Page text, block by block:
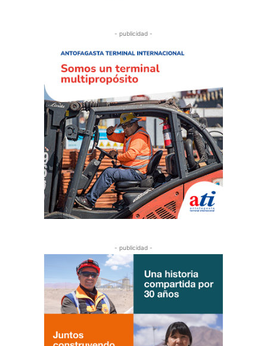
- publicidad -
- publicidad -